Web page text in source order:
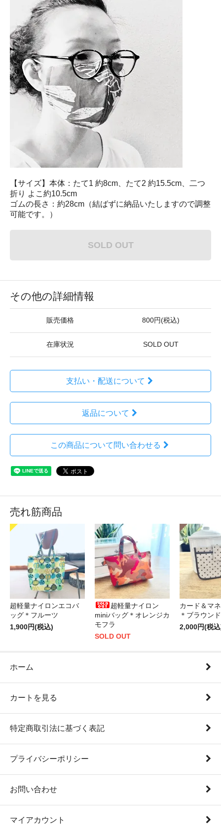
【サイズ】本体：たて1 約8cm、たて2 約15.5cm、二つ
折り よこ約10.5cm
ゴムの長さ：約28cm（結ばずに納品いたしますので調整
可能です。）
SOLD OUT
その他の詳細情報
販売価格 800円(税込)
在庫状況 SOLD OUT
支払い・配送について
返品について
この商品について問い合わせる
売れ筋商品
超軽量ナイロンエコバ
ッグ＊フルーツ
1,900円(税込)
超軽量ナイロン
miniバッグ＊オレンジカ
モフラ
SOLD OUT
カード＆マ
＊ブラウン
2,000円(税
ホーム
カートを見る
特定商取引法に基づく表記
プライバシーポリシー
お問い合わせ
マイアカウント